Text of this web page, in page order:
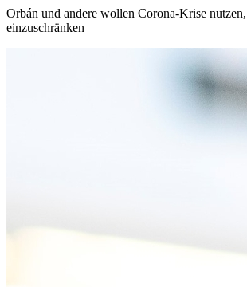
Orbán und andere wollen Corona-Krise
einzuschränken